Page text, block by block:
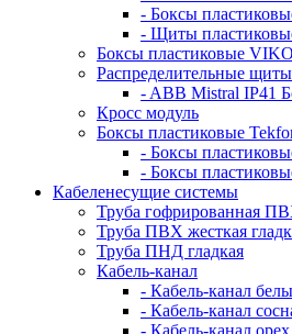
- Боксы
- Щиты
Боксы пластиковые VIKO
Распределительные
- ABB Mistral IP41
Кросс модуль
Боксы пластиковые
- Боксы
- Боксы
Кабеленесущие системы
Труба гофрированная
Труба ПВХ жесткая
Труба ПНД гладкая
Кабель-канал
- Кабель-канал
- Кабель-канал
- Кабель-канал